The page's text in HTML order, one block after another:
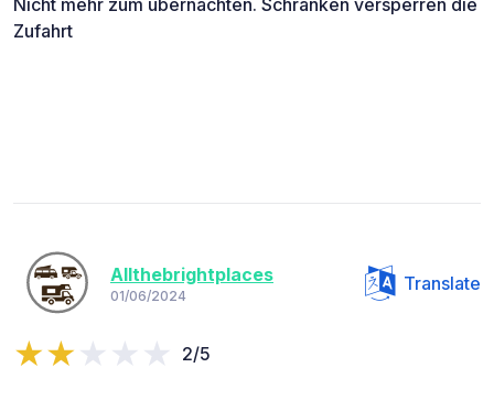
Zufahrt
Allthebrightplaces
01/06/2024
Translate
2/5